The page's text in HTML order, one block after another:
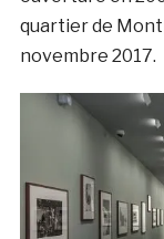
quartier de
novembre 2017.